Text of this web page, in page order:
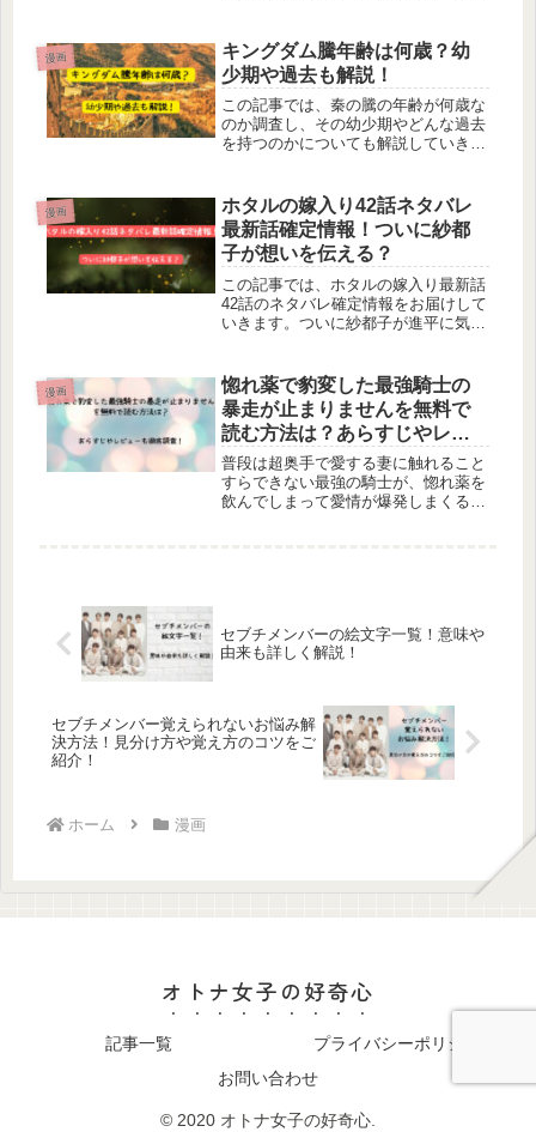
どうなっていくのか、気になりますよ
ね。そこで今日は、入学傭兵153話
の...
漫画
キングダム騰年齢は何歳？幼
少期や過去も解説！
この記事では、秦の騰の年齢が何歳な
のか調査し、その幼少期やどんな過去
を持つのかについても解説していきま
物である騰。大将軍の王騎のそばで常
に冷静沈着といったイメージの騰です
が...
漫画
ホタルの嫁入り42話ネタバレ
最新話確定情報！ついに紗都
子が想いを伝える？
この記事では、ホタルの嫁入り最新話
42話のネタバレ確定情報をお届けして
いきます。ついに紗都子が進平に気持
られた前話。思いもよらない角度の展
開でしたが、なんかこう心をえぐら
れ...
漫画
惚れ薬で豹変した最強騎士の
暴走が止まりませんを無料で
読む方法は？あらすじやレビ
ューも徹底調査！
普段は超奥手で愛する妻に触れること
すらできない最強の騎士が、惚れ薬を
飲んでしまって愛情が爆発しまくるTL
セブチメンバーの絵文字一覧！意味や
由来も詳しく解説！
セブチメンバー覚えられないお悩み解
決方法！見分け方や覚え方のコツをご
紹介！
ホーム 漫画
オトナ女子の好奇心
記事一覧
プライバシーポリシー
お問い合わせ
© 2020 オトナ女子の好奇心.